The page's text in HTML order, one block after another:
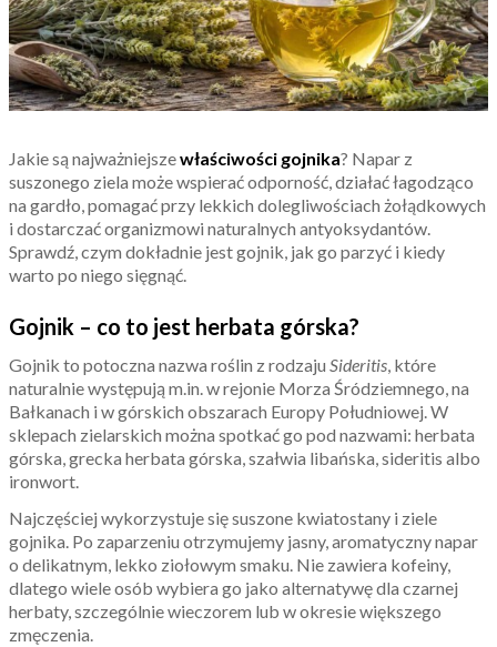
Jakie są najważniejszewłaściwości gojnika? Napar z
suszonego ziela może wspierać odporność, działać łagodząco
na gardło, pomagać przy lekkich dolegliwościach żołądkowych
i dostarczać organizmowi naturalnych antyoksydantów.
Sprawdź, czym dokładnie jest gojnik, jak go parzyć i kiedy
warto po niego sięgnąć.
Gojnik – co to jest herbata górska?
Gojnik to potoczna nazwa roślin z rodzaju Sideritis, które
naturalnie występują m.in. w rejonie Morza Śródziemnego, na
Bałkanach i w górskich obszarach Europy Południowej. W
sklepach zielarskich można spotkać go pod nazwami: herbata
górska, grecka herbata górska, szałwia libańska, sideritis albo
ironwort.
Najczęściej wykorzystuje się suszone kwiatostany i ziele
gojnika. Po zaparzeniu otrzymujemy jasny, aromatyczny napar
o delikatnym, lekko ziołowym smaku. Nie zawiera kofeiny,
dlatego wiele osób wybiera go jako alternatywę dla czarnej
herbaty, szczególnie wieczorem lub w okresie większego
zmęczenia.